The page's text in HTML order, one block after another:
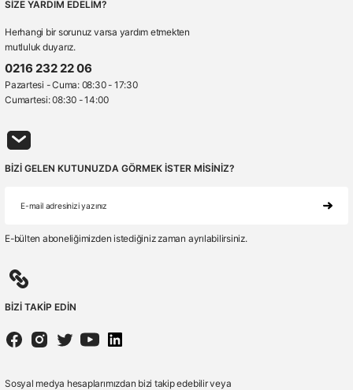
SİZE YARDIM EDELİM?
Herhangi bir sorunuz varsa yardım etmekten
mutluluk duyarız.
0216 232 22 06
Pazartesi - Cuma: 08:30 - 17:30
Cumartesi: 08:30 - 14:00
BİZİ GELEN KUTUNUZDA GÖRMEK İSTER MİSİNİZ?
E-bülten aboneliğimizden istediğiniz zaman ayrılabilirsiniz.
BİZİ TAKİP EDİN
Sosyal medya hesaplarımızdan bizi takip edebilir veya